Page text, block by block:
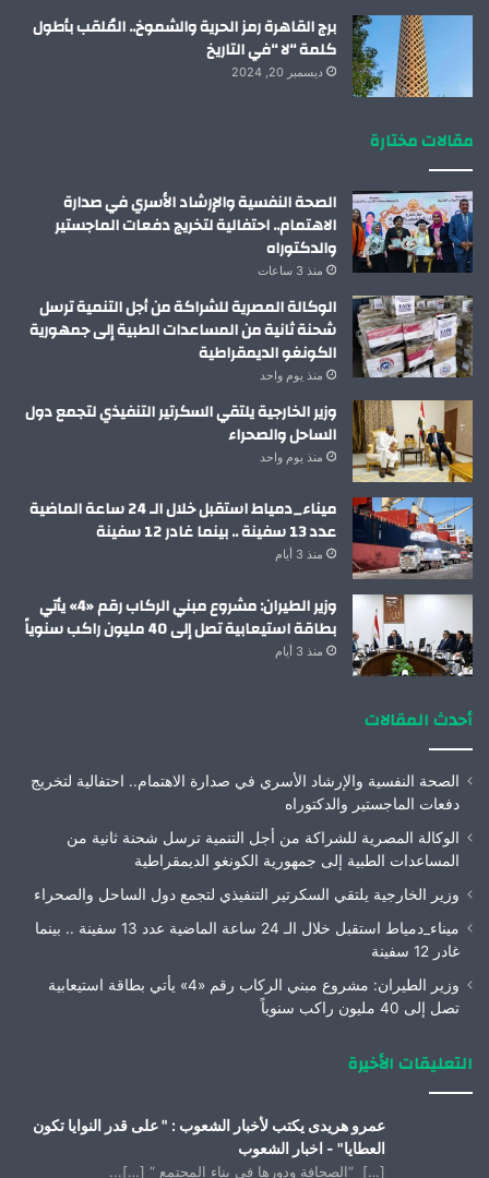
برج القاهرة رمز الحرية والشموخ.. المُلقب بأطول
كلمة “لا “في التاريخ
ديسمبر 20, 2024
مقالات مختارة
الصحة النفسية والإرشاد الأسري في صدارة
الاهتمام.. احتفالية لتخريج دفعات الماجستير
والدكتوراه
منذ 3 ساعات
الوكالة المصرية للشراكة من أجل التنمية ترسل
شحنة ثانية من المساعدات الطبية إلى جمهورية
الكونغو الديمقراطية
منذ يوم واحد
وزير الخارجية يلتقي السكرتير التنفيذي لتجمع دول
الساحل والصحراء
منذ يوم واحد
ميناء_دمياط استقبل خلال الـ 24 ساعة الماضية
عدد 13 سفينة .. بينما غادر 12 سفينة
منذ 3 أيام
وزير الطيران: مشروع مبني الركاب رقم «4» يأتي
بطاقة استيعابية تصل إلى 40 مليون راكب سنوياً
منذ 3 أيام
أحدث المقالات
الصحة النفسية والإرشاد الأسري في صدارة الاهتمام.. احتفالية لتخريج
دفعات الماجستير والدكتوراه
الوكالة المصرية للشراكة من أجل التنمية ترسل شحنة ثانية من
المساعدات الطبية إلى جمهورية الكونغو الديمقراطية
وزير الخارجية يلتقي السكرتير التنفيذي لتجمع دول الساحل والصحراء
ميناء_دمياط استقبل خلال الـ 24 ساعة الماضية عدد 13 سفينة .. بينما
غادر 12 سفينة
وزير الطيران: مشروع مبني الركاب رقم «4» يأتي بطاقة استيعابية
تصل إلى 40 مليون راكب سنوياً
التعليقات الأخيرة
عمرو هريدى يكتب لأخبار الشعوب : " على قدر النوايا تكون
العطايا" - اخبار الشعوب
[…] “الصحافة ودورها فى بناء المجتمع “ […]...